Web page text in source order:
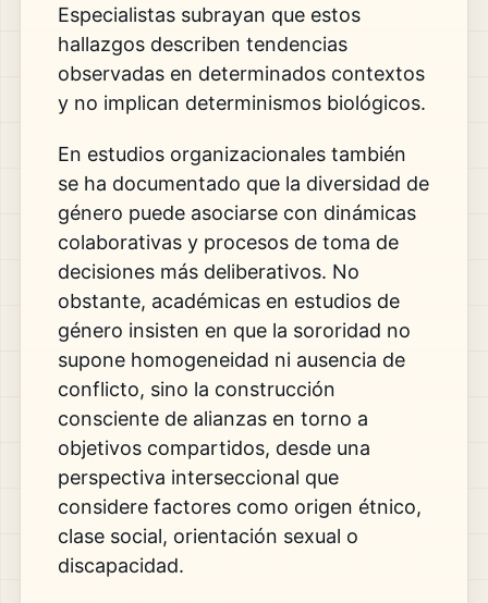
Especialistas subrayan que estos
hallazgos describen tendencias
observadas en determinados contextos
y no implican determinismos biológicos.
En estudios organizacionales también
se ha documentado que la diversidad de
género puede asociarse con dinámicas
colaborativas y procesos de toma de
decisiones más deliberativos. No
obstante, académicas en estudios de
género insisten en que la sororidad no
supone homogeneidad ni ausencia de
conflicto, sino la construcción
consciente de alianzas en torno a
objetivos compartidos, desde una
perspectiva interseccional que
considere factores como origen étnico,
clase social, orientación sexual o
discapacidad.